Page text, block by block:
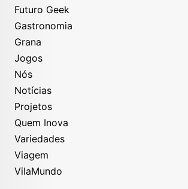
Futuro Geek
Gastronomia
Grana
Jogos
Nós
Notícias
Projetos
Quem Inova
Variedades
Viagem
VilaMundo